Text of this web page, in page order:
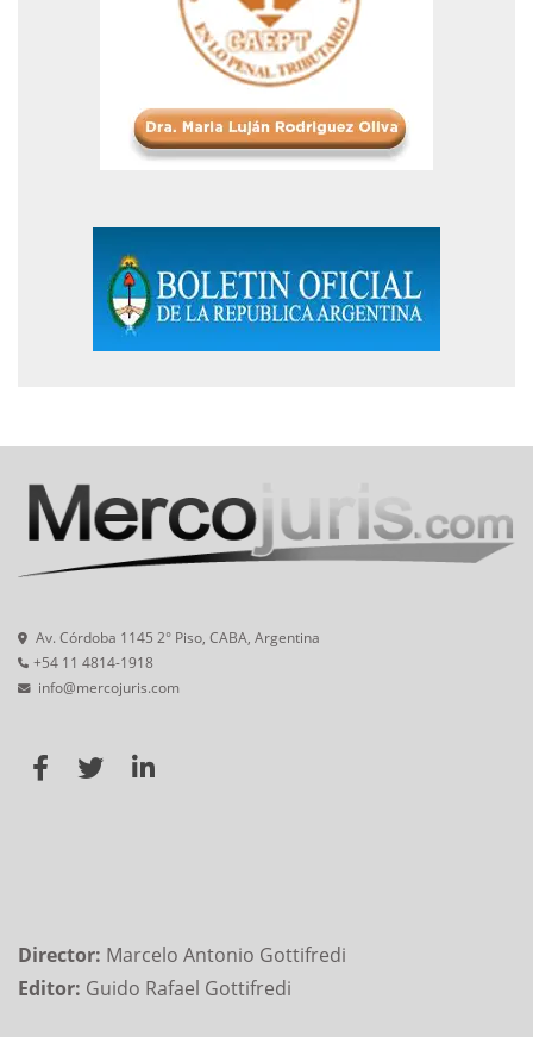
Av. Córdoba 1145 2° Piso, CABA, Argentina
+54 11 4814-1918
info@mercojuris.com
Director: Marcelo Antonio Gottifredi
Editor: Guido Rafael Gottifredi